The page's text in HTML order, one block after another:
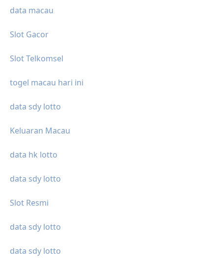
data macau
Slot Gacor
Slot Telkomsel
togel macau hari ini
data sdy lotto
Keluaran Macau
data hk lotto
data sdy lotto
Slot Resmi
data sdy lotto
data sdy lotto